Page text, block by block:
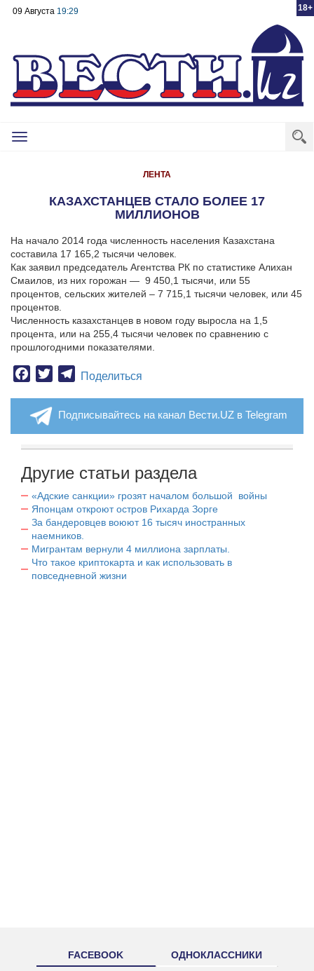
18+
09 Августа 19:29
Toggle
ЛЕНТА
КАЗАХСТАНЦЕВ СТАЛО БОЛЕЕ 17
МИЛЛИОНОВ
На начало 2014 года численность населения Казахстана
составила 17 165,2 тысячи человек.
Как заявил председатель Агентства РК по статистике Алихан
Смаилов, из них горожан — 9 450,1 тысячи, или 55
процентов, сельских жителей – 7 715,1 тысячи человек, или 45
процентов.
Численность казахстанцев в новом году выросла на 1,5
процента, или на 255,4 тысячи человек по сравнению с
прошлогодними показателями.
Facebook
TwitterTelegram
Поделиться
Подписывайтесь на канал Вести.UZ в Telegram
Другие статьи раздела
«Адские санкции» грозят началом большой войны
Японцам откроют остров Рихарда Зорге
За бандеровцев воюют 16 тысяч иностранных
наемников.
Мигрантам вернули 4 миллиона зарплаты.
Что такое криптокарта и как использовать в
повседневной жизни
FACEBOOK ОДНОКЛАССНИКИ